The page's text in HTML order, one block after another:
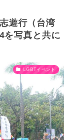
遊行（台湾
を写真と共に
LGBTイベント